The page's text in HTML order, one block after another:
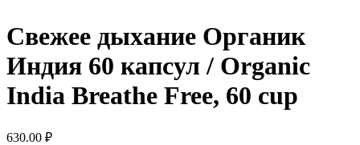
Свежее дыхание Органик
Индия 60 капсул / Organic
India Breathe Free, 60 cup
630.00 ₽